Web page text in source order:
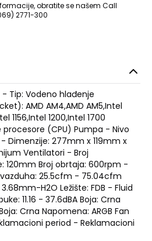
obratite se našem Call
2771-300
Tip: Vodeno hlađenje
AMD AM4,AMD AM5,Intel
1156,Intel 1200,Intel 1700
(CPU) Pumpa - Nivo
Dimenzije: 277mm x 119mm x
Ventilatori - Broj
120mm Broj obrtaja: 600rpm -
vazduha: 25.5cfm - 75.04cfm
H2O Ležište: FDB - Fluid
11.16 - 37.6dBA Boja: Crna
Crna Napomena: ARGB Fan
period - Reklamacioni